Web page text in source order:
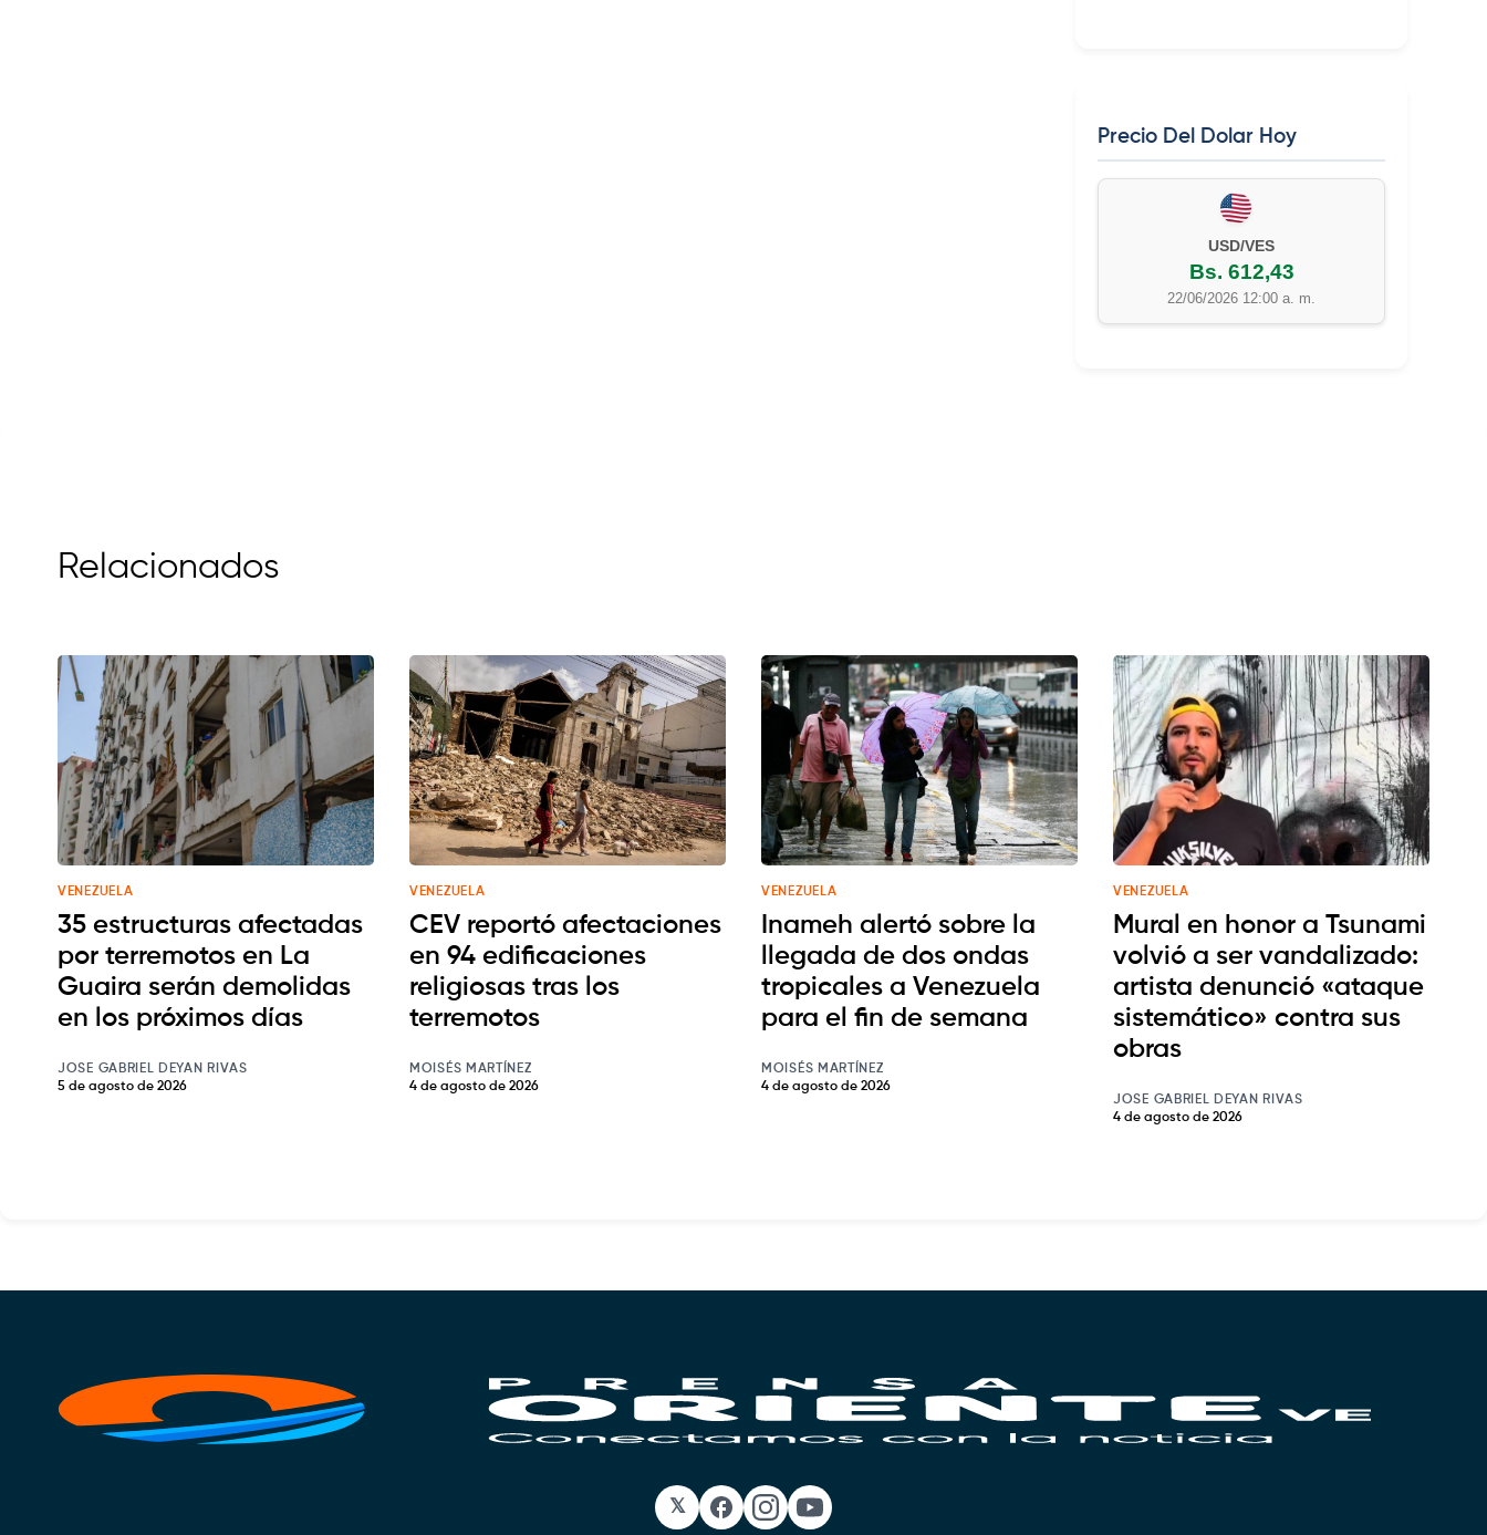
Precio Del Dolar Hoy
EUR/VES
Bs. 702,42
22/06/2026 12:00 a. m.
Relacionados
VENEZUELA
35 estructuras afectadas
por terremotos en La
Guaira serán demolidas
en los próximos días
JOSE GABRIEL DEYAN RIVAS
5 de agosto de 2026
VENEZUELA
CEV reportó afectaciones
en 94 edificaciones
religiosas tras los
terremotos
MOISÉS MARTÍNEZ
4 de agosto de 2026
VENEZUELA
Inameh alertó sobre la
llegada de dos ondas
tropicales a Venezuela
para el fin de semana
MOISÉS MARTÍNEZ
4 de agosto de 2026
VENEZUELA
Mural en honor a Tsunami
volvió a ser vandalizado:
artista denunció «ataque
sistemático» contra sus
obras
JOSE GABRIEL DEYAN RIVAS
4 de agosto de 2026
𝕏 Facebook
Instagram
YouTube